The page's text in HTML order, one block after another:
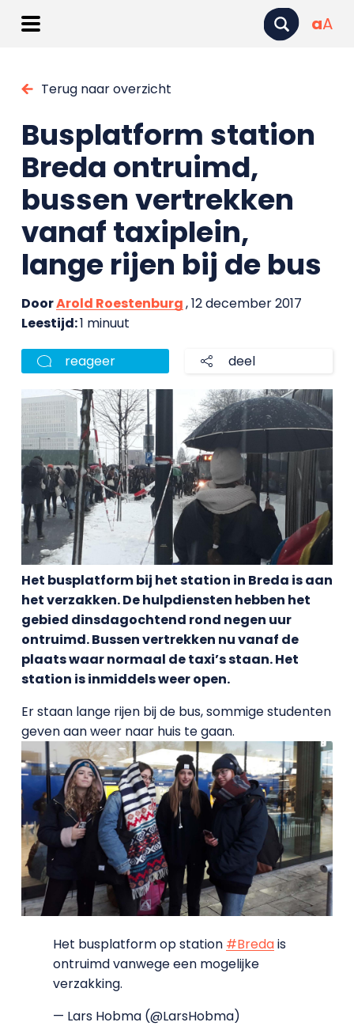
aA
Terug naar overzicht
Busplatform station
Breda ontruimd,
bussen vertrekken
vanaf taxiplein,
lange rijen bij de bus
DoorArold Roestenburg, 12 december 2017
Leestijd:1 minuut
reageer deel
Het busplatform bij het station in Breda is aan
het verzakken. De hulpdiensten hebben het
gebied dinsdagochtend rond negen uur
ontruimd. Bussen vertrekken nu vanaf de
plaats waar normaal de taxi’s staan. Het
station is inmiddels weer open.
Er staan lange rijen bij de bus, sommige studenten
geven aan weer naar huis te gaan.
Het busplatform op station #Bredais
ontruimd vanwege een mogelijke
verzakking.
— Lars Hobma (@LarsHobma)